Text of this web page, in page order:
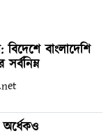
বিদেশে বাংলাদেশি
অর্ধেকও